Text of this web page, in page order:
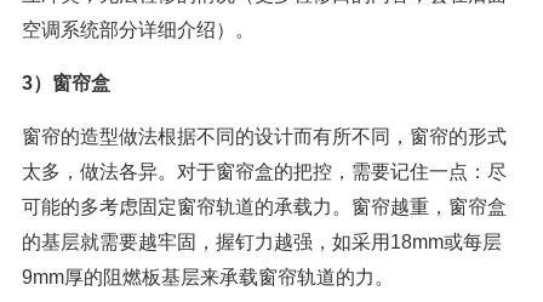
空调系统部分详细介绍）。
3）窗帘盒
窗帘的造型做法根据不同的设计而有所不同，窗帘的形式
太多，做法各异。对于窗帘盒的把控，需要记住一点：尽
可能的多考虑固定窗帘轨道的承载力。窗帘越重，窗帘盒
的基层就需要越牢固，握钉力越强，如采用18mm或每层
9mm厚的阻燃板基层来承载窗帘轨道的力。